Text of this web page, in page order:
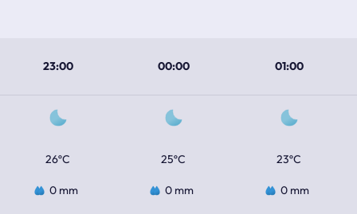
23:00 00:00 01:00
26ºC 25ºC 23ºC
0 mm 0 mm 0 mm